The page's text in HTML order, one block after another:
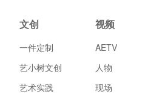
文创
一件定制
艺小树文创
艺术实践
视频
AETV
人物
现场